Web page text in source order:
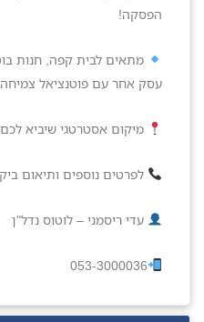
הפסקה!
מתאים לבית קפה, חנות
עסק אחר עם פוטנציאל צמיחה
מיקום אסטרטגי שיביא
לפרטים נוספים ותיאום
עדי ריסמני – לוטוס נדל"ן
053-3000036